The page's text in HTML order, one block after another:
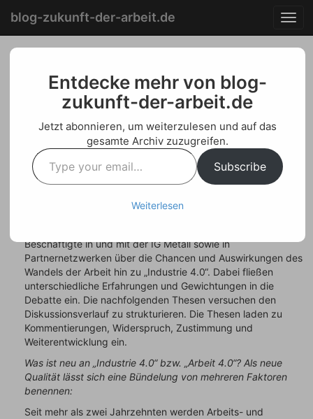
Menu
content
T
o
g
blog-zukunft-der-arbeit.de
Fünf Thesen zur Zukunft
der Arbeit und zur
sozialen Gestaltung von
„Industrie 4.0“
Posted on Welf Schroeter
These 1 Eine neue Anordnung bestehender Technologien
Beschäftigte in und mit der IG Metall sowie in
Partnernetzwerken über die Chancen und Auswirkungen des
Wandels der Arbeit hin zu „Industrie 4.0“. Dabei fließen
unterschiedliche Erfahrungen und Gewichtungen in die
Debatte ein. Die nachfolgenden Thesen versuchen den
Diskussionsverlauf zu strukturieren. Die Thesen laden zu
Kommentierungen, Widerspruch, Zustimmung und
Weiterentwicklung ein.
Was ist neu an „Industrie 4.0“ bzw. „Arbeit 4.0“? Als neue
Qualität lässt sich eine Bündelung von mehreren Faktoren
benennen:
Seit mehr als zwei Jahrzehnten werden Arbeits- und
Entdecke mehr von blog-
zukunft-der-arbeit.de
Jetzt abonnieren, um weiterzulesen und auf das
gesamte Archiv zuzugreifen.
Type
your
email…
Subscribe
Weiterlesen